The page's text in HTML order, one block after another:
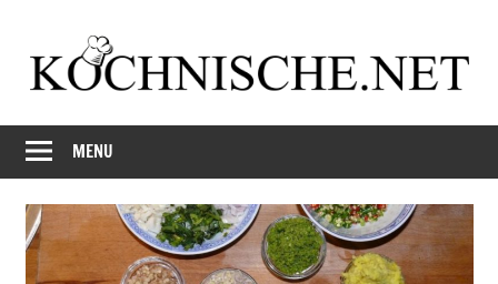
content
Kochnische.net
another
Foodblog
MENU